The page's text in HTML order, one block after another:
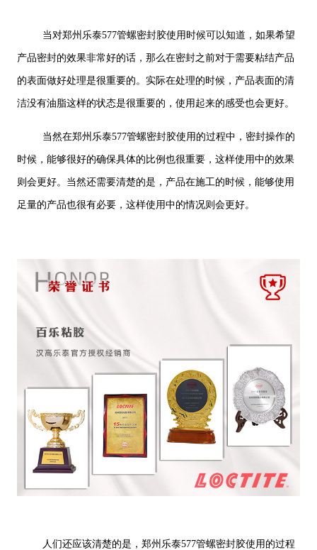
当对郑州乐泰577管螺密封胶使用时候可以知道，如果希望
产品密封的效果非常好的话，那么在密封之前对于需要粘结产品
的表面做好处理是很重要的。实际在处理的时候，产品表面的清
洁没有油脂这样的状态是很重要的，使用起来的感受也会更好。
当然在郑州乐泰577管螺密封胶使用的过程中，密封操作的
时候，能够很好的确保具体的比例也很重要，这样使用中的效果
则会更好。当然还需要清楚的是，产品在施工的时候，能够使用
足量的产品也很有必要，这样使用中的情况则会更好。
人们还应该清楚的是，郑州乐泰577管螺密封胶使用的过程